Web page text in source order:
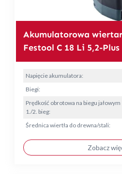
Akumulatorowa
Festool C 18 Li 5,2-Plus
Napięcie akumulatora:
Biegi:
Prędkość obrotowa na biegu jałowym
1./2. bieg:
Średnica wiertła do drewna/stali:
Zobacz